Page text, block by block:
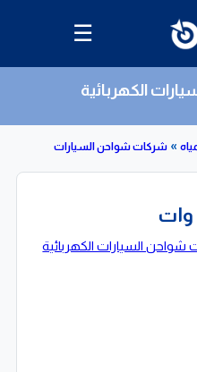
☰
الكهربائية
»
شركات شواحن السيارات
وات